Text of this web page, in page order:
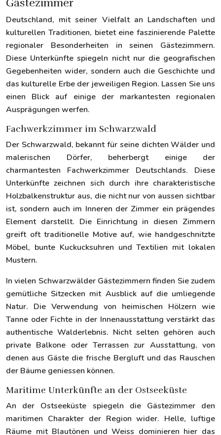
Gästezimmer
Deutschland, mit seiner Vielfalt an Landschaften und
kulturellen Traditionen, bietet eine faszinierende Palette
regionaler Besonderheiten in seinen Gästezimmern.
Diese Unterkünfte spiegeln nicht nur die geografischen
Gegebenheiten wider, sondern auch die Geschichte und
das kulturelle Erbe der jeweiligen Region. Lassen Sie uns
einen Blick auf einige der markantesten regionalen
Ausprägungen werfen.
Fachwerkzimmer im Schwarzwald
Der Schwarzwald, bekannt für seine dichten Wälder und
malerischen Dörfer, beherbergt einige der
charmantesten Fachwerkzimmer Deutschlands. Diese
Unterkünfte zeichnen sich durch ihre charakteristische
Holzbalkenstruktur aus, die nicht nur von aussen sichtbar
ist, sondern auch im Inneren der Zimmer ein prägendes
Element darstellt. Die Einrichtung in diesen Zimmern
greift oft traditionelle Motive auf, wie handgeschnitzte
Möbel, bunte Kuckucksuhren und Textilien mit lokalen
Mustern.
In vielen Schwarzwälder Gästezimmern finden Sie zudem
gemütliche Sitzecken mit Ausblick auf die umliegende
Natur. Die Verwendung von heimischen Hölzern wie
Tanne oder Fichte in der Innenausstattung verstärkt das
authentische Walderlebnis. Nicht selten gehören auch
private Balkone oder Terrassen zur Ausstattung, von
denen aus Gäste die frische Bergluft und das Rauschen
der Bäume geniessen können.
Maritime Unterkünfte an der Ostseeküste
An der Ostseeküste spiegeln die Gästezimmer den
maritimen Charakter der Region wider. Helle, luftige
Räume mit Blautönen und Weiss dominieren hier das